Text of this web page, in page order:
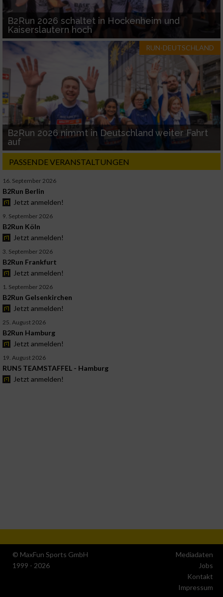
B2Run 2026 schaltet in Hockenheim und
Kaiserslautern hoch
RUN-DEUTSCHLAND
B2Run 2026 nimmt in Deutschland weiter Fahrt
auf
PASSENDE VERANSTALTUNGEN
16. September 2026
B2Run Berlin
Jetzt anmelden!
9. September 2026
B2Run Köln
Jetzt anmelden!
3. September 2026
B2Run Frankfurt
Jetzt anmelden!
1. September 2026
B2Run Gelsenkirchen
Jetzt anmelden!
25. August 2026
B2Run Hamburg
Jetzt anmelden!
19. August 2026
RUN5 TEAMSTAFFEL - Hamburg
Jetzt anmelden!
© MaxFun Sports GmbH
1999 - 2026
Mediadaten
Jobs
Kontakt
Impressum